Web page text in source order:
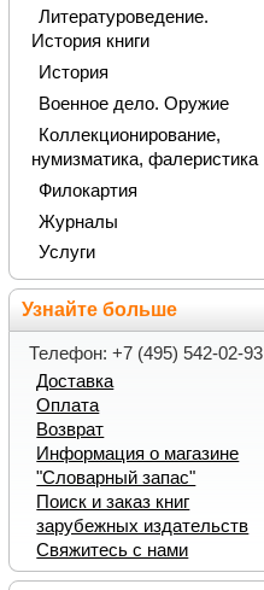
Литературоведение.
История книги
История
Военное дело. Оружие
Коллекционирование,
нумизматика, фалеристика
Филокартия
Журналы
Услуги
Узнайте больше
Телефон: +7 (495) 542-02-93
Доставка
Оплата
Возврат
Информация о магазине
"Словарный запас"
Поиск и заказ книг
зарубежных издательств
Свяжитесь с нами